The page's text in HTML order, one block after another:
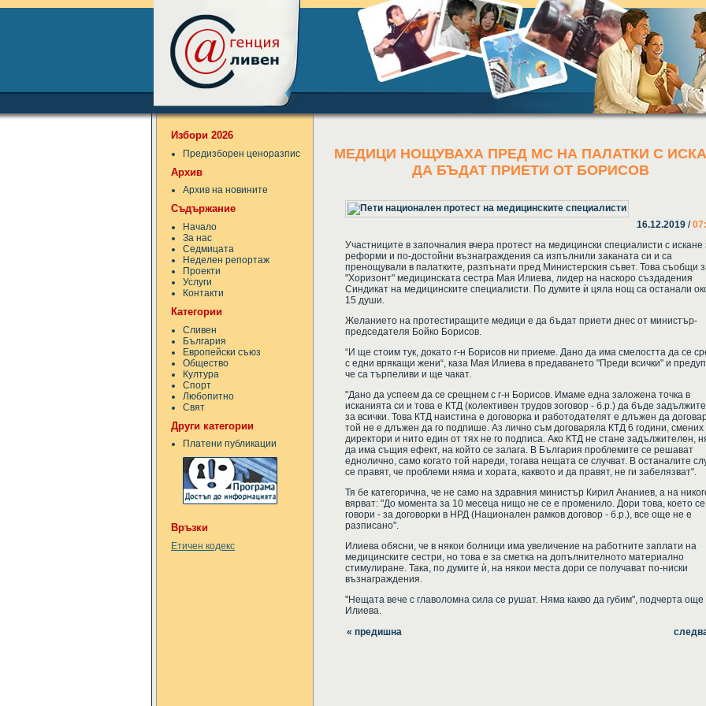
Избори 2026
Предизборен ценоразпис
Архив
Архив на новините
Съдържание
Начало
За нас
Седмицата
Неделен репортаж
Проекти
Услуги
Контакти
Категории
Сливен
България
Европейски съюз
Общество
Култура
Спорт
Любопитно
Свят
Други категории
Платени публикации
Връзки
Етичен кодекс
МЕДИЦИ НОЩУВАХА ПРЕД МС НА ПАЛАТКИ С
ДА БЪДАТ ПРИЕТИ ОТ БОРИСОВ
16.12.2019 /
Участниците в започналия вчера протест на медицински специалисти с искане
реформи и по-достойни възнаграждения са изпълнили заканата си и са
пренощували в палатките, разпънати пред Министерския съвет. Това съобщи
"Хоризонт" медицинската сестра Мая Илиева, лидер на наскоро създадения
Синдикат на медицинските специалисти. По думите ѝ цяла нощ са останали
15 души.
Желанието на протестиращите медици е да бъдат приети днес от министър-
председателя Бойко Борисов.
“И ще стоим тук, докато г-н Борисов ни приеме. Дано да има смелостта да се
с едни врякащи жени“, каза Мая Илиева в предаването "Преди всички" и
че са търпеливи и ще чакат.
"Дано да успеем да се срещнем с г-н Борисов. Имаме една заложена точка в
исканията си и това е КТД (колективен трудов зоговор - б.р.) да бъде
за всички. Това КТД наистина е договорка и работодателят е длъжен да
той не е длъжен да го подпише. Аз лично съм договаряла КТД 6 години,
директори и нито един от тях не го подписа. Ако КТД не стане задължителен,
да има същия ефект, на който се залага. В България проблемите се решават
еднолично, само когато той нареди, тогава нещата се случват. В останалите
се правят, че проблеми няма и хората, каквото и да правят, не ги забелязват".
Тя бе категорична, че не само на здравния министър Кирил Ананиев, а на
вярват: "До момента за 10 месеца нищо не се е променило. Дори това, което се
говори - за договорки в НРД (Национален рамков договор - б.р.), все още не е
разписано".
Илиева обясни, че в някои болници има увеличение на работните заплати на
медицинските сестри, но това е за сметка на допълнителното материално
стимулиране. Така, по думите ѝ, на някои места дори се получават по-ниски
възнаграждения.
"Нещата вече с главоломна сила се рушат. Няма какво да губим", подчерта
Илиева.
« предишна